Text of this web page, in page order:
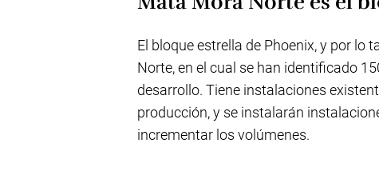
El bloque estrella de Phoenix, y por
Norte, en el cual se han identificado
desarrollo. Tiene instalaciones
producción, y se instalarán
incrementar los volúmenes.